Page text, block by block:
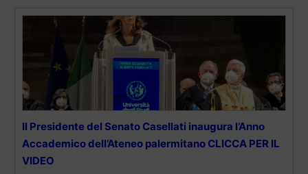
Il Presidente del Senato Casellati inaugura l’Anno
Accademico dell’Ateneo palermitano CLICCA PER IL
VIDEO